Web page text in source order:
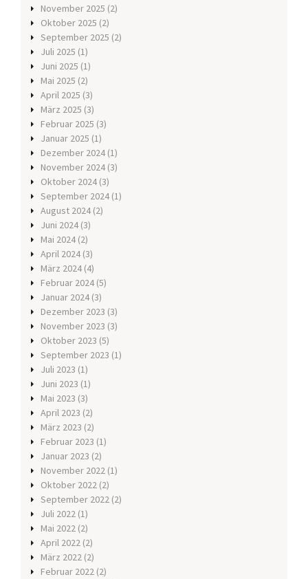
November 2025 (2)
Oktober 2025 (2)
September 2025 (2)
Juli 2025 (1)
Juni 2025 (1)
Mai 2025 (2)
April 2025 (3)
März 2025 (3)
Februar 2025 (3)
Januar 2025 (1)
Dezember 2024 (1)
November 2024 (3)
Oktober 2024 (3)
September 2024 (1)
August 2024 (2)
Juni 2024 (3)
Mai 2024 (2)
April 2024 (3)
März 2024 (4)
Februar 2024 (5)
Januar 2024 (3)
Dezember 2023 (3)
November 2023 (3)
Oktober 2023 (5)
September 2023 (1)
Juli 2023 (1)
Juni 2023 (1)
Mai 2023 (3)
April 2023 (2)
März 2023 (2)
Februar 2023 (1)
Januar 2023 (2)
November 2022 (1)
Oktober 2022 (2)
September 2022 (2)
Juli 2022 (1)
Mai 2022 (2)
April 2022 (2)
März 2022 (2)
Februar 2022 (2)